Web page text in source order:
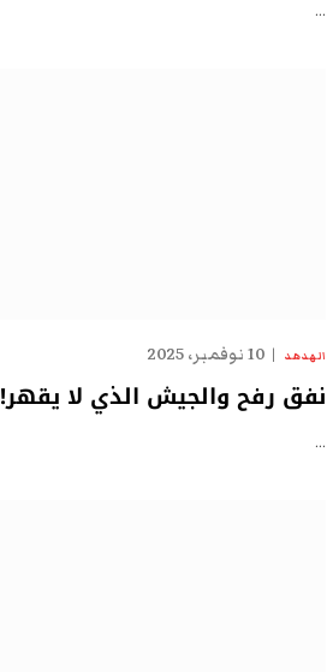
…
الهدهد 10 نوفمبر، 2025
نفق رفح والجيش الذي لا يقهر!
…